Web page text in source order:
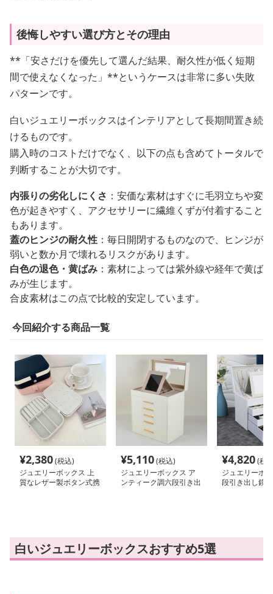
後悔しやすい選び方とその理由
**「安さだけを優先して選んだ結果、耐久性が低く短期
間で使えなくなった」**というケースは非常に多い失敗
パターンです。
白いジュエリーボックスはインテリアとして長期間置き続
けるものです。
購入時のコストだけでなく、以下の点も含めてトータルで
判断することが大切です。
内張りの劣化しにくさ ：安価な素材はすぐに毛羽立ちや変
色が起きやすく、アクセサリーに繊維くずが付着すること
もあります。
蓋のヒンジの耐久性 ：毎日開閉するものなので、ヒンジが
弱いと数か月で壊れるリスクがあります。
白色の退色・黄ばみ ：素材によっては紫外線や経年で黄ば
みが生じます。
合皮素材はこの点で比較的安定しています。
今回紹介する商品一覧
¥2,380(税込)
ジュエリーボックス 上
質なレザー製ボタン式携
¥5,110(税込)
ジュエリーボックス ア
ンティーク調六段引き出
¥4,820(税
ジュエリーボ
段引き出し鏡
白いジュエリーボックスおすすめ5選